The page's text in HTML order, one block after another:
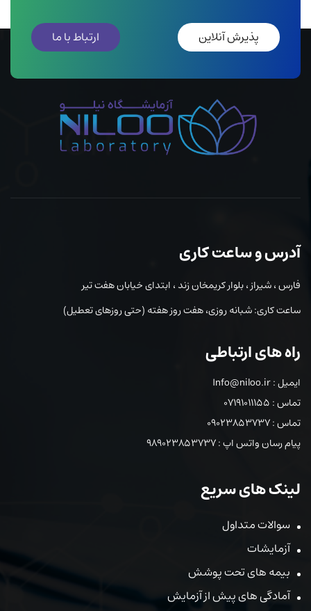
پذیرش آنلاین ارتباط با ما
آدرس و ساعت کاری
فارس ، شیراز ، بلوار کریمخان زند ، ابتدای خیابان هفت تیر
ساعت کاری: شبانه روزی، هفت روز هفته (حتی روزهای تعطیل)
راه های ارتباطی
ایمیل : Info@niloo.ir
تماس : 07191011155
تماس : 09023853737
پیام رسان واتس اپ : 989023853737
لینک های سریع
سوالات متداول
آزمایشات
بیمه های تحت پوشش
آمادگی های پیش از آزمایش